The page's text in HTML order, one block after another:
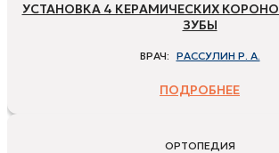
УСТАНОВКА 4 КЕРАМИЧЕСКИХ
ЗУБЫ
ВРАЧ: РАССУЛИН Р. А.
ПОДРОБНЕЕ
ОРТОПЕДИЯ